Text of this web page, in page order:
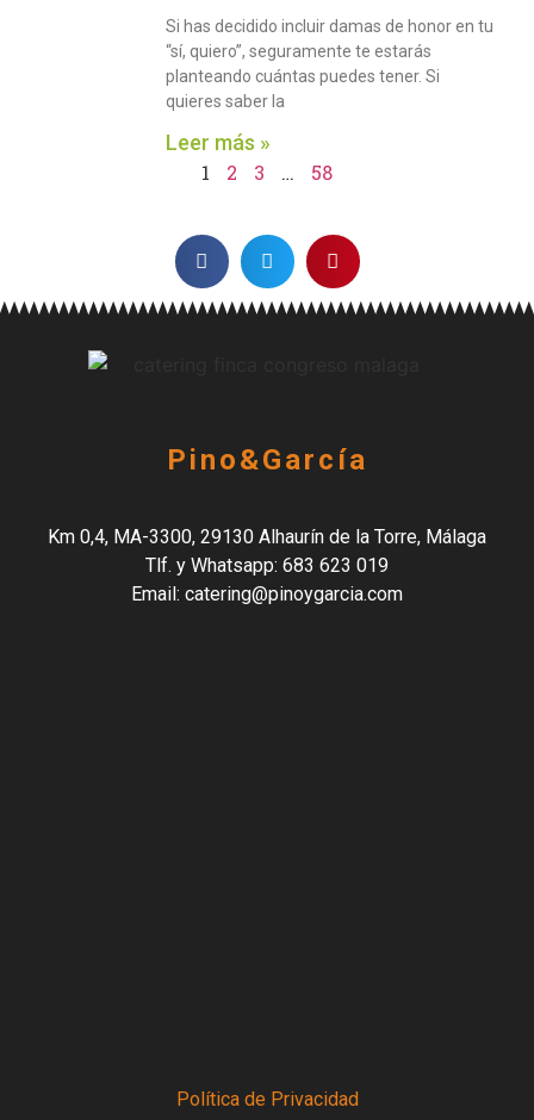
Si has decidido incluir damas de honor en tu
“sí, quiero”, seguramente te estarás
planteando cuántas puedes tener. Si
quieres saber la
Leer más »
1
2 3 … 58
Pino&García
Km 0,4, MA-3300, 29130 Alhaurín de la Torre, Málaga
Tlf. y Whatsapp: 683 623 019
Email: catering@pinoygarcia.com
Política de Privacidad